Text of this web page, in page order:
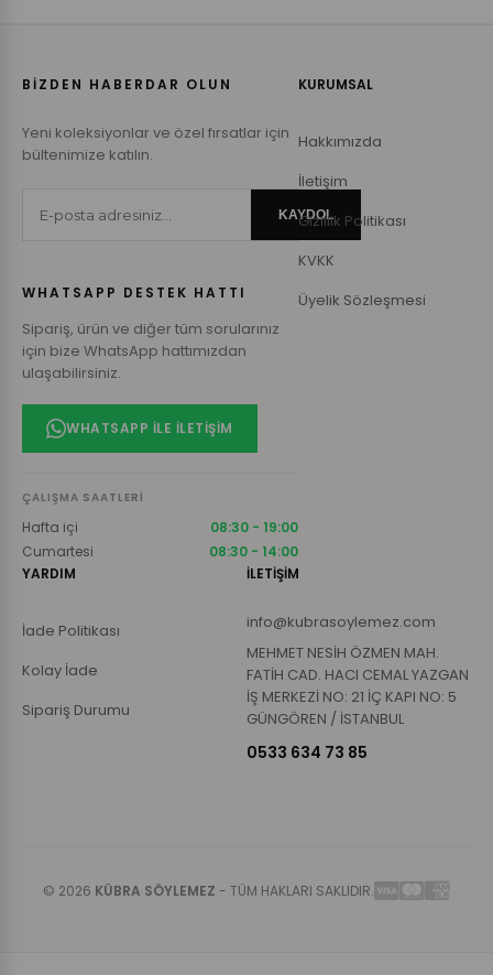
BİZDEN HABERDAR OLUN
Yeni koleksiyonlar ve özel fırsatlar için
bültenimize katılın.
KAYDOL
WHATSAPP DESTEK HATTI
Sipariş, ürün ve diğer tüm sorularınız
için bize WhatsApp hattımızdan
ulaşabilirsiniz.
WHATSAPP ILE İLETIŞIM
ÇALIŞMA SAATLERI
Hafta içi
08:30 - 19:00
Cumartesi
08:30 - 14:00
KURUMSAL
Hakkımızda
İletişim
Gizlilik Politikası
KVKK
Üyelik Sözleşmesi
YARDIM
İade Politikası
Kolay İade
Sipariş Durumu
İLETİŞİM
info@kubrasoylemez.com
MEHMET NESİH ÖZMEN MAH.
FATİH CAD. HACI CEMAL YAZGAN
İŞ MERKEZİ NO: 21 İÇ KAPI NO: 5
GÜNGÖREN / İSTANBUL
0533 634 73 85
© 2026 KÜBRA SÖYLEMEZ - TÜM HAKLARI SAKLIDIR.